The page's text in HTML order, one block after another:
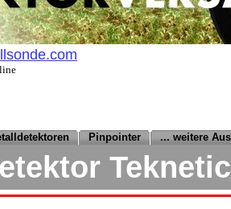
Pinpointer ... weitere